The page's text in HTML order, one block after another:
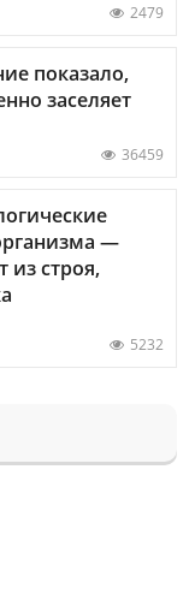
2479
показало,
заселяет
36459
—
из строя,
5232